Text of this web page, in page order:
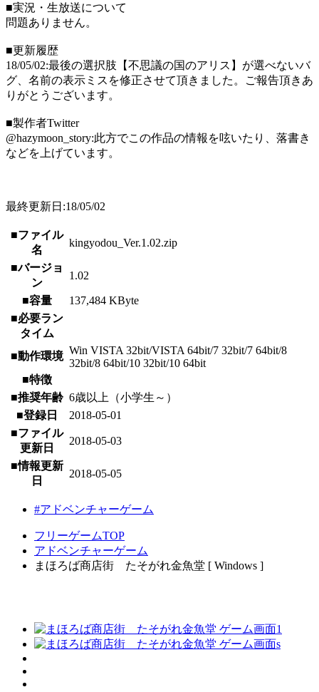
■実況・生放送について
問題ありません。
■更新履歴
18/05/02:最後の選択肢【不思議の国のアリス】が選べないバ
グ、名前の表示ミスを修正させて頂きました。ご報告頂きあ
りがとうございます。
■製作者Twitter
@hazymoon_story:此方でこの作品の情報を呟いたり、落書き
などを上げています。
最終更新日:18/05/02
■ファイル
名
kingyodou_Ver.1.02.zip
■バージョ
ン
1.02
■容量
137,484 KByte
■必要ラン
タイム
■動作環境 Win VISTA 32bit/VISTA 64bit/7 32bit/7 64bit/8
32bit/8 64bit/10 32bit/10 64bit
■特徴
■推奨年齢 6歳以上（小学生～）
■登録日
2018-05-01
■ファイル
更新日
2018-05-03
■情報更新
日
2018-05-05
#アドベンチャーゲーム
フリーゲームTOP
アドベンチャーゲーム
まほろば商店街 たそがれ金魚堂 [ Windows ]